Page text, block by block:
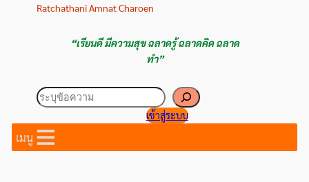
Ratchathani Amnat Charoen
“เรียนดี มีความสุข ฉลาดรู้ ฉลาดคิด ฉลาด
ทำ”
ค้นหา
เข้าสู่ระบบ
เมนู